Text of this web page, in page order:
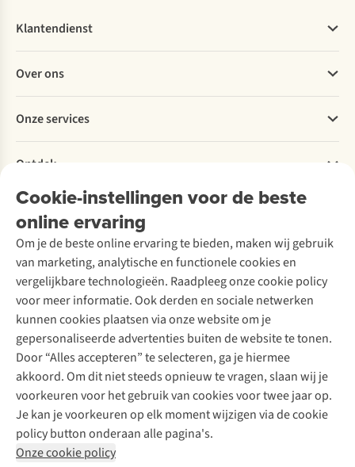
Cookie-instellingen voor de beste
online ervaring
Om je de beste online ervaring te bieden, maken wij gebruik
van marketing, analytische en functionele cookies en
vergelijkbare technologieën. Raadpleeg onze cookie policy
voor meer informatie. Ook derden en sociale netwerken
kunnen cookies plaatsen via onze website om je
gepersonaliseerde advertenties buiten de website te tonen.
Door “Alles accepteren” te selecteren, ga je hiermee
akkoord. Om dit niet steeds opnieuw te vragen, slaan wij je
voorkeuren voor het gebruik van cookies voor twee jaar op.
Je kan je voorkeuren op elk moment wijzigen via de cookie
policy button onderaan alle pagina's.
Onze cookie policy
Klantendienst
Bestellen
Betalen
Levering
Retourneren
Bestelling herroepen
Garantie
Contact
Over ons
Explore More
Verantwoord ondernemen
Over Ayacucho
Onze winkels
Over A.S.Adventure
Toegankelijkheidsverklaring
Onze services
Ski-onderhoud
Wasservice
Schoenonderhoud
Schoenherstelling
Kledingherstelling
Retouches
Voor bedrijven
Ontdek
A.S.Magazine
Podcast
Explore Academy
Explore Camp
Gear Check
Inspiratie & advies
Meld je aan voor de nieuwsbrief
Follow us
Disclaimer Privacy Policy
Algemene voorwaarden
Cookie Policy